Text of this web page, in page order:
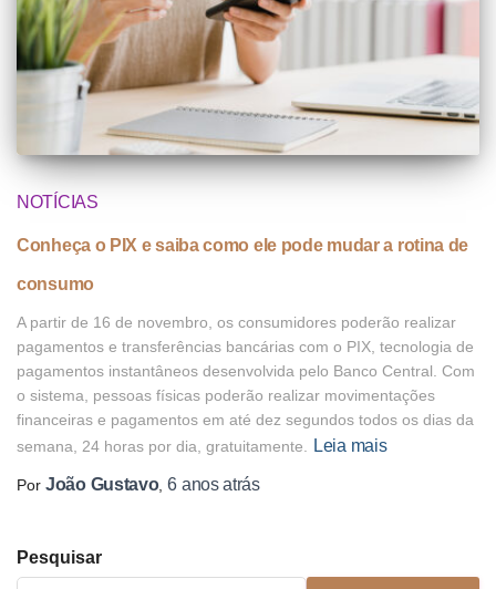
NOTÍCIAS
Conheça o PIX e saiba como ele pode mudar a rotina de
consumo
A partir de 16 de novembro, os consumidores poderão realizar
pagamentos e transferências bancárias com o PIX, tecnologia de
pagamentos instantâneos desenvolvida pelo Banco Central. Com
o sistema, pessoas físicas poderão realizar movimentações
financeiras e pagamentos em até dez segundos todos os dias da
semana, 24 horas por dia, gratuitamente.
Leia mais
Por João Gustavo,6 anosatrás
Pesquisar